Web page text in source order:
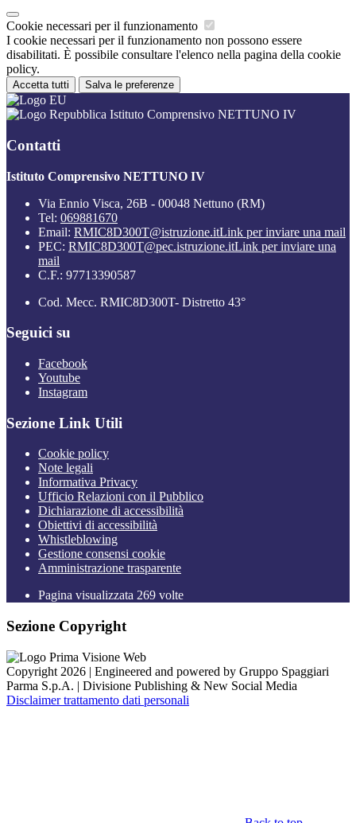
Cookie necessari per il funzionamento
I cookie necessari per il funzionamento non possono essere
disabilitati. È possibile consultare l'elenco nella pagina della cookie
policy.
Accetta tutti Salva le preferenze
Istituto Comprensivo NETTUNO IV
Contatti
Istituto Comprensivo NETTUNO IV
Via Ennio Visca, 26B - 00048 Nettuno (RM)
Tel: 069881670
Email: RMIC8D300T@istruzione.itLink per inviare una mail
PEC: RMIC8D300T@pec.istruzione.itLink per inviare una
mail
C.F.: 97713390587
Cod. Mecc. RMIC8D300T- Distretto 43°
Seguici su
Facebook
Youtube
Instagram
Sezione Link Utili
Cookie policy
Note legali
Informativa Privacy
Ufficio Relazioni con il Pubblico
Dichiarazione di accessibilità
Obiettivi di accessibilità
Whistleblowing
Gestione consensi cookie
Amministrazione trasparente
Pagina visualizzata 269 volte
Sezione Copyright
Copyright 2026 | Engineered and powered by Gruppo Spaggiari
Parma S.p.A. | Divisione Publishing & New Social Media
Disclaimer trattamento dati personali